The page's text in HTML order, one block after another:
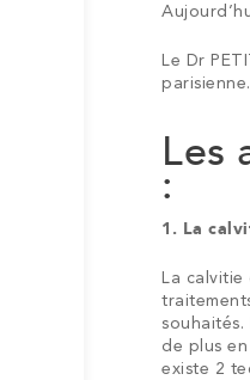
Le Dr
Les
:
1. La
La calvitie
de plus
existe 2